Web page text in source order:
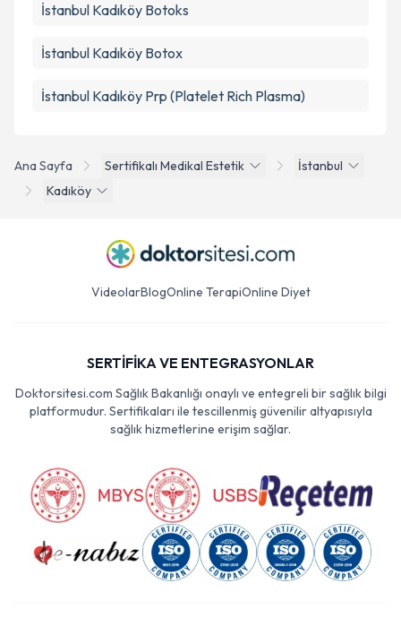
Ana Sayfa Sertifikalı Medikal Estetik
İstanbul
Kadıköy
İstanbul Kadıköy Botoks
İstanbul Kadıköy Botox
İstanbul Kadıköy Prp (Platelet Rich Plasma)
VideolarBlogOnline TerapiOnline Diyet
SERTİFİKA VE ENTEGRASYONLAR
Doktorsitesi.com Sağlık Bakanlığı onaylı ve entegreli bir sağlık bilgi
platformudur. Sertifikaları ile tescillenmiş güvenilir altyapısıyla
sağlık hizmetlerine erişim sağlar.